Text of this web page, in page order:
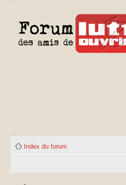
Index du forum